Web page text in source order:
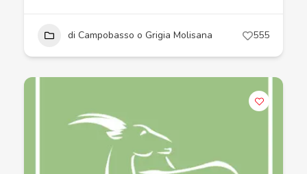
di Campobasso o Grigia Molisana 555